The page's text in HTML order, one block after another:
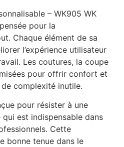
– WK905 WK
pour la
Chaque élément de sa
l’expérience utilisateur
Les coutures, la coupe
pour offrir confort et
complexité inutile.
pour résister à une
est indispensable dans
Cette
bonne tenue dans le